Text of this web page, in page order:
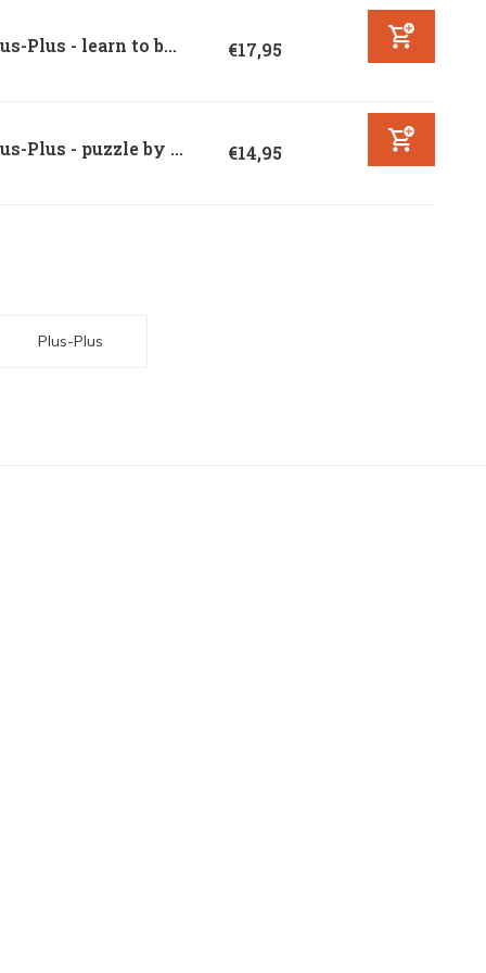
Plus - learn to b... €17,95
Plus - puzzle by ... €14,95
Plus-Plus